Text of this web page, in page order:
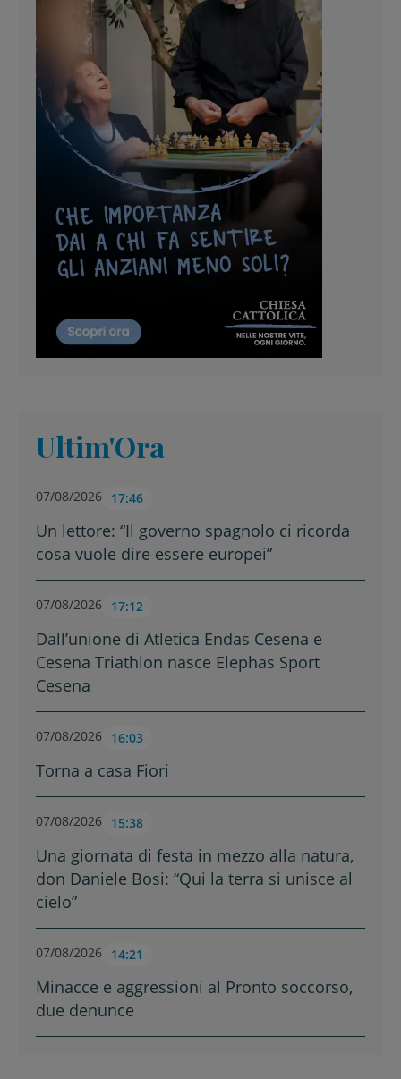
Ultim'Ora
07/08/2026 17:46
Un lettore: “Il governo spagnolo ci ricorda
cosa vuole dire essere europei”
07/08/2026 17:12
Dall’unione di Atletica Endas Cesena e
Cesena Triathlon nasce Elephas Sport
Cesena
07/08/2026 16:03
Torna a casa Fiori
07/08/2026 15:38
Una giornata di festa in mezzo alla natura,
don Daniele Bosi: “Qui la terra si unisce al
cielo”
07/08/2026 14:21
Minacce e aggressioni al Pronto soccorso,
due denunce